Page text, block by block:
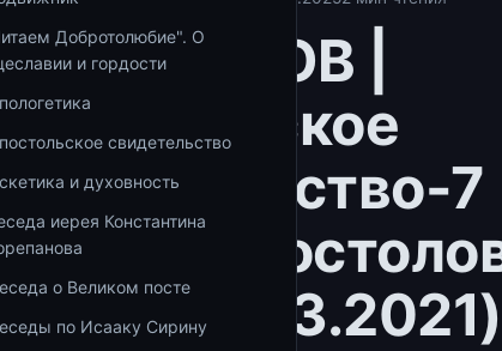
Добротолюбие". О
и гордости
свидетельство
и духовность
иерея Константина
о Великом посте
по Исааку Сирину
|
11 (13.03.2021)